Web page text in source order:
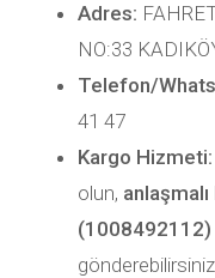
Adres:
NO:33
Telefon/
41 47
Kargo Hizmeti:
olun,
(1008492112)